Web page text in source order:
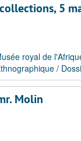
5
royal de
/
Molin